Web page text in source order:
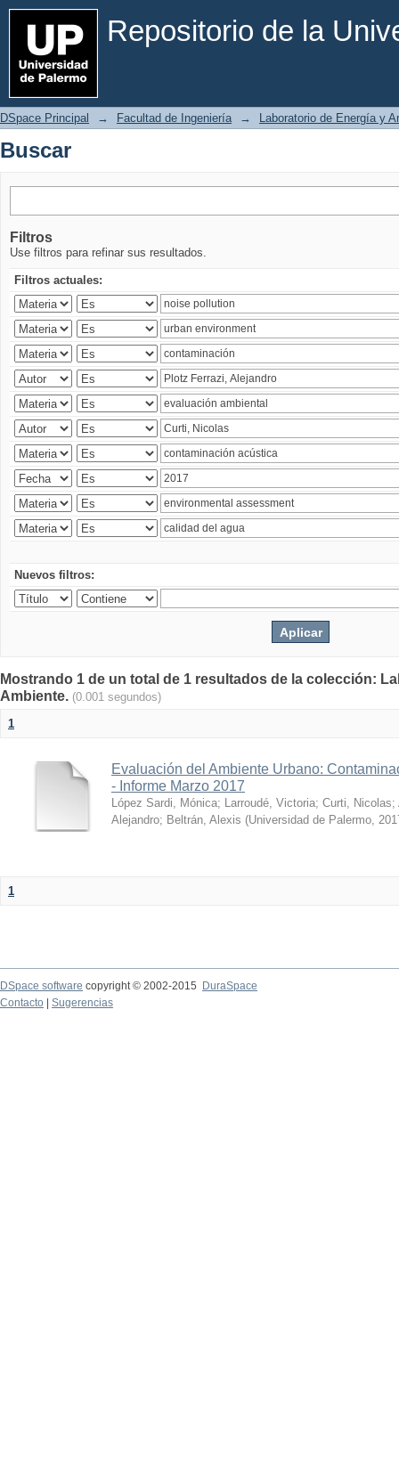
Repositorio de la
Buscar
DSpace Principal → Facultad de Ingeniería → Laboratorio de Energía y
Buscar
Filtros
Use filtros para refinar sus resultados.
Filtros actuales:
Nuevos filtros:
Mostrando 1 de un total de 1 resultados de la colección:
Ambiente. (0.001 segundos)
1
Evaluación del Ambiente Urbano:
- Informe Marzo 2017
López Sardi, Mónica; Larroudé, Victoria; Curti, Nicolas;
Alejandro; Beltrán, Alexis (Universidad de Palermo,
1
DSpace software copyright © 2002-2015
DuraSpace
Contacto
Sugerencias